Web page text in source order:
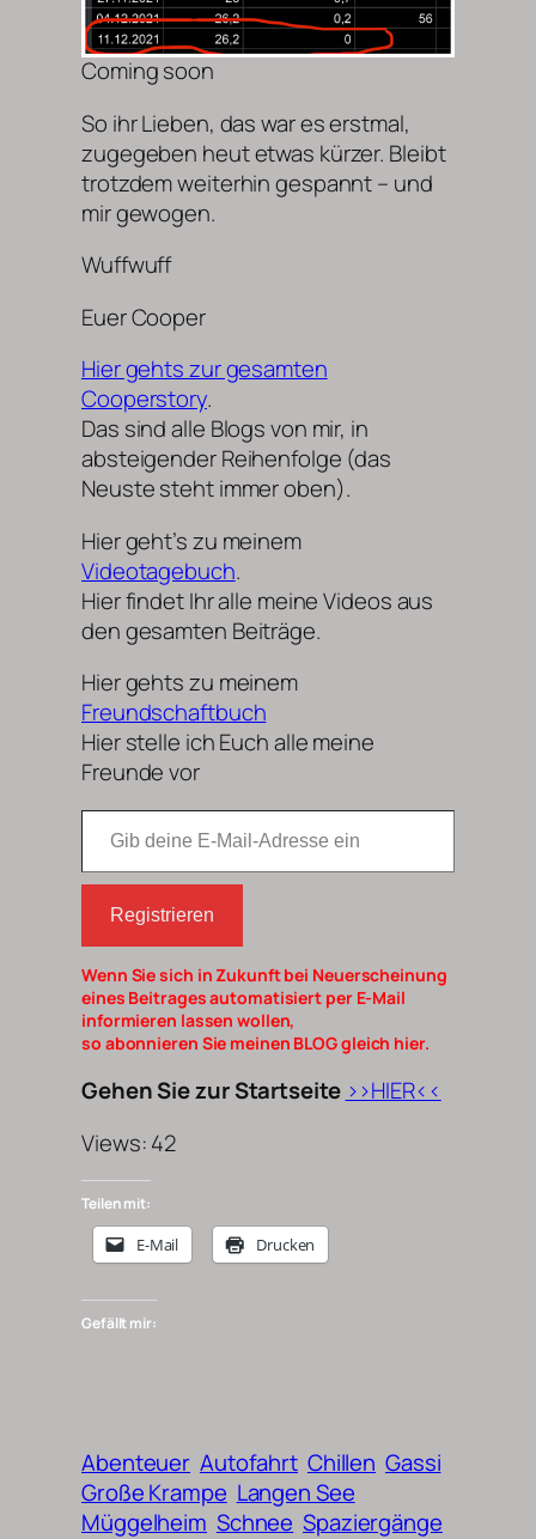
Coming soon
So ihr Lieben, das war es erstmal,
zugegeben heut etwas kürzer. Bleibt
trotzdem weiterhin gespannt – und
mir gewogen.
Wuffwuff
Euer Cooper
Hier gehts zur gesamten
Cooperstory.
Das sind alle Blogs von mir, in
absteigender Reihenfolge (das
Neuste steht immer oben).
Hier geht’s zu meinem
Videotagebuch.
Hier findet Ihr alle meine Videos aus
den gesamten Beiträge.
Hier gehts zu meinem
Freundschaftbuch
Hier stelle ich Euch alle meine
Freunde vor
Gib deine E-Mail-Adresse ein
Registrieren
Wenn Sie sich in Zukunft bei Neuerscheinung
eines Beitrages automatisiert per E-Mail
informieren lassen wollen,
so abonnieren Sie meinen BLOG gleich hier.
Gehen Sie zur Startseite >>HIER<<
Views: 42
Teilen mit:
E-Mail Drucken
Gefällt mir:
Abenteuer Autofahrt Chillen Gassi
Große Krampe Langen See
Müggelheim Schnee Spaziergänge